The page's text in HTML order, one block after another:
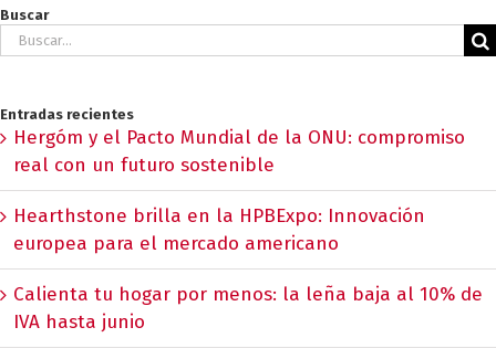
Buscar
Buscar:
Entradas recientes
Hergóm y el Pacto Mundial de la ONU: compromiso
real con un futuro sostenible
Hearthstone brilla en la HPBExpo: Innovación
europea para el mercado americano
Calienta tu hogar por menos: la leña baja al 10% de
IVA hasta junio